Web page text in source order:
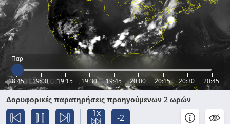
Παρ
18:45 19:00 19:15 19:30 19:45 20:00 20:15 20:30 20:45
Δορυφορικές παρατηρήσεις προηγούμενων 2 ωρών
1x
-2